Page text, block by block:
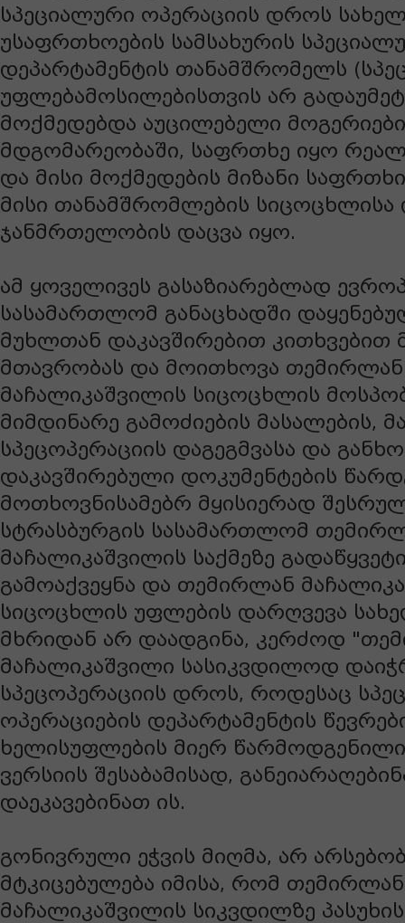
სპეციალური ოპერაციის დროს
უსაფრთხოების სამსახურის
დეპარტამენტის თანამშრომელს
უფლებამოსილებისთვის არ
მოქმედებდა აუცილებელი
მდგომარეობაში, საფრთხე იყო
და მისი მოქმედების მიზანი
მისი თანამშრომლების სიცოცხლისა
ჯანმრთელობის დაცვა იყო.
ამ ყოველივეს გასაზიარებლად
სასამართლომ განაცხადში
მუხლთან დაკავშირებით კითხვებით
მთავრობას და მოითხოვა თემირლან
მაჩალიკაშვილის სიცოცხლის
მიმდინარე გამოძიების მასალების,
სპეცოპერაციის დაგეგმვასა და
დაკავშირებული დოკუმენტების
მოთხოვნისამებრ მყისიერად
სტრასბურგის სასამართლომ
მაჩალიკაშვილის საქმეზე
გამოაქვეყნა და თემირლან
სიცოცხლის უფლების დარღვევა
მხრიდან არ დაადგინა, კერძოდ
მაჩალიკაშვილი სასიკვდილოდ
სპეცოპერაციის დროს, როდესაც
ოპერაციების დეპარტამენტის
ხელისუფლების მიერ
ვერსიის შესაბამისად,
დაეკავებინათ ის.
გონივრული ეჭვის მიღმა, არ
მტკიცებულება იმისა, რომ თემირლან
მაჩალიკაშვილის სიკვდილზე